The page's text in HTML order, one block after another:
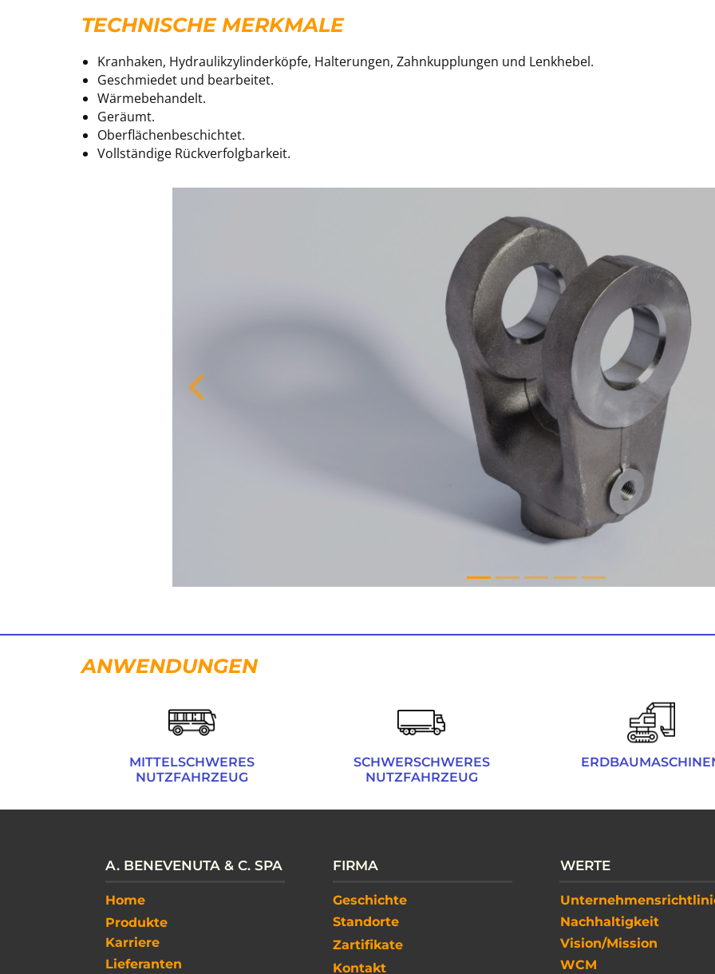
​TECHNISCHE MERKMALE
​​Kranhaken, Hydraulikzylinderköpfe, Halterungen, Zahnkupplungen und Lenkhebel.
Geschmiedet und bearbeitet.
Wärmebehandelt.
Geräumt.
Oberflächenbeschichtet.
Vollständige Rückverfolgbarkeit.
​ANWENDUNGEN
​MITTELSCHWERES
NUTZFAHRZEUG
​SCHWERSCHWERES
NUTZFAHRZEUG
A. ​BENEVENUTA & C. SPA
Home​​
Produkte
Karriere
Lieferanten
FIRMA
Geschichte
Standorte
Zartifikate
Kontakt
WERTE
Nachhaltigkeit
Vision/Mission
WCM